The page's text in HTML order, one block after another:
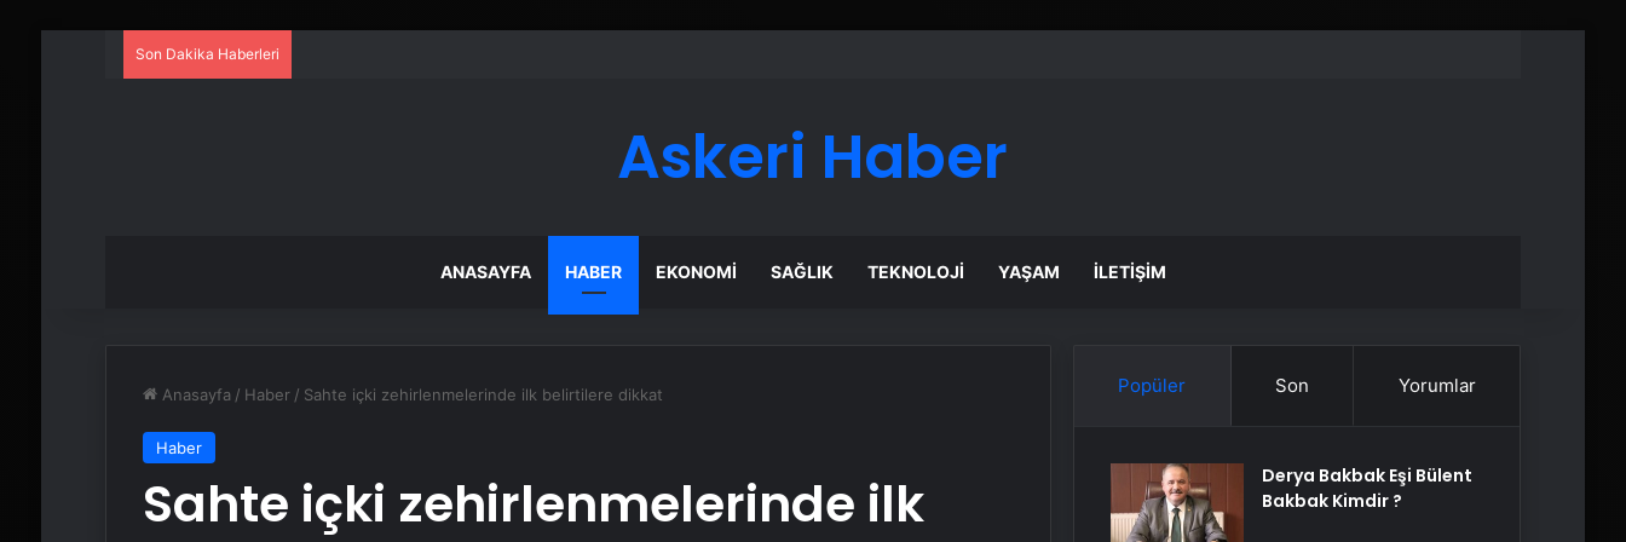
Son Dakika Haberleri
Askeri Haber
ANASAYFA HABER EKONOMI SAĞLIK TEKNOLOJI YAŞAM İLETIŞIM
Anasayfa / Haber / Sahte içki zehirlenmelerinde ilk belirtilere dikkat
Haber
Sahte içki zehirlenmelerinde ilk
Popüler Son Yorumlar
Derya Bakbak Eşi Bülent
Bakbak Kimdir ?